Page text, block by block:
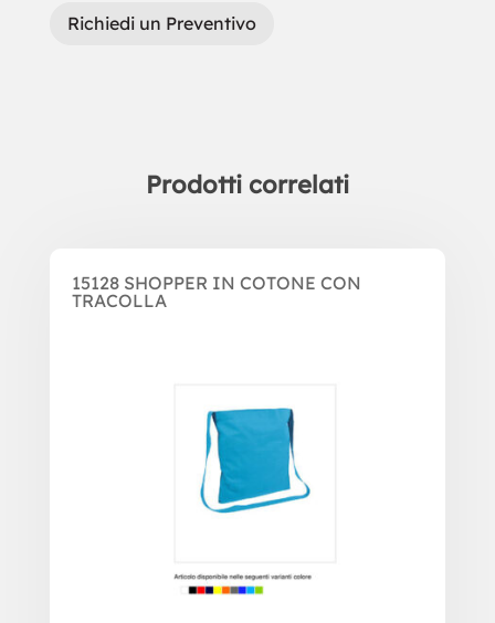
Richiedi un Preventivo
Prodotti correlati
15128 SHOPPER IN COTONE CON
TRACOLLA